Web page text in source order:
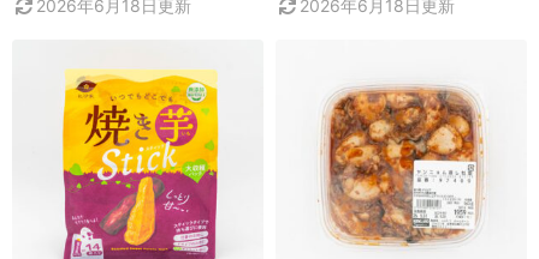
2026年6月18日更新
2026年6月18日更新